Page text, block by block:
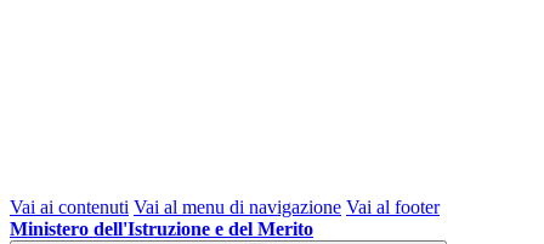
Vai ai contenuti Vai al menu di navigazione Vai al footer
Ministero dell'Istruzione e del Merito